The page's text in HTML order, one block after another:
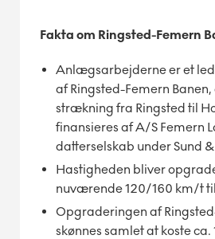
Fakta om Ringsted-Femern
Anlægsarbejderne er et
af Ringsted-Femern Banen,
strækning fra Ringsted til
finansieres af A/S Femern
datterselskab under Sund
Hastigheden bliver
nuværende 120/160 km/t
Opgraderingen af
skønnes samlet at koste ca.